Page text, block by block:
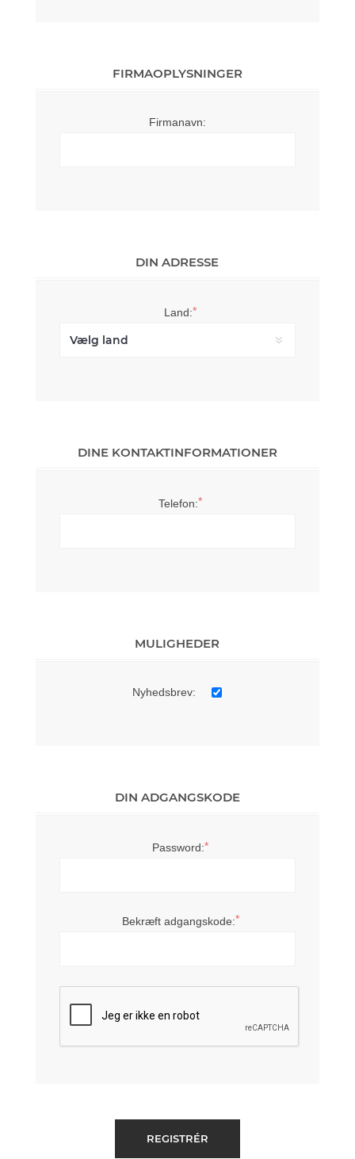
FIRMAOPLYSNINGER
Firmanavn:
DIN ADRESSE
Land:*
DINE KONTAKTINFORMATIONER
Telefon:*
MULIGHEDER
Nyhedsbrev:
DIN ADGANGSKODE
Password:*
Bekræft adgangskode:*